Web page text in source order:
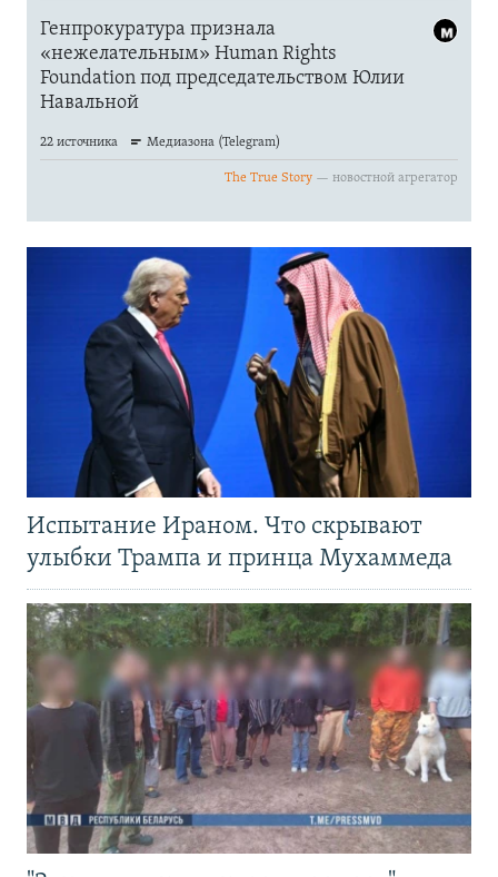
Испытание Ираном. Что скрывают
улыбки Трампа и принца Мухаммеда